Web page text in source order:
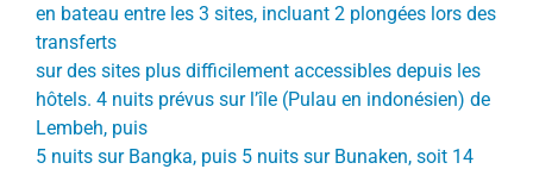
en bateau entre les 3 sites, incluant 2 plongées lors des
transferts
sur des sites plus difficilement accessibles depuis les
hôtels. 4 nuits prévus sur l’île (Pulau en indonésien) de
Lembeh, puis
5 nuits sur Bangka, puis 5 nuits sur Bunaken, soit 14